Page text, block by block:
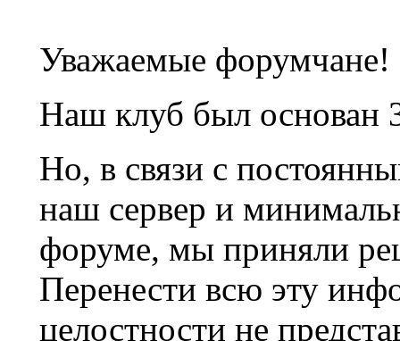
Уважаемые форумчане!
Наш клуб был основан
Но, в связи с
наш сервер и
форуме, мы приняли
Перенести всю эту
целостности не